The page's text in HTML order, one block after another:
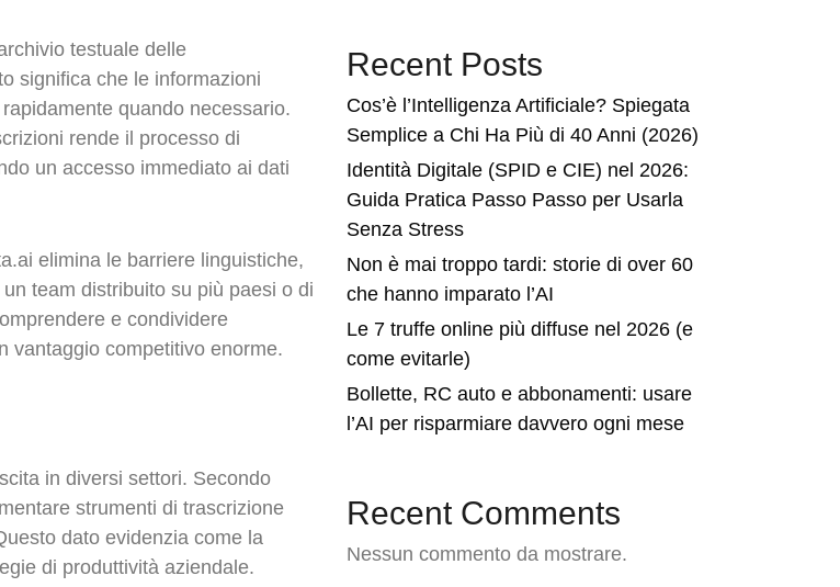
testuale delle
significa che le informazioni
quando necessario.
rende il processo di
un accesso immediato ai dati
elimina le barriere linguistiche,
team distribuito su più paesi o di
e condividere
vantaggio competitivo enorme.
in diversi settori. Secondo
strumenti di trascrizione
dato evidenzia come la
di produttività aziendale.
Recent Posts
Cos’è l’Intelligenza Artificiale? Spiegata
Semplice a Chi Ha Più di 40 Anni (2026)
Identità Digitale (SPID e CIE) nel 2026:
Guida Pratica Passo Passo per Usarla
Senza Stress
Non è mai troppo tardi: storie di over 60
che hanno imparato l’AI
Le 7 truffe online più diffuse nel 2026 (e
come evitarle)
Bollette, RC auto e abbonamenti: usare
l’AI per risparmiare davvero ogni mese
Recent Comments
Nessun commento da mostrare.